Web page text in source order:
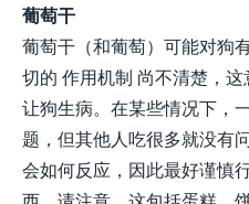
葡萄干
葡萄干（和葡萄）可能对狗
切的 作用机制 尚不清楚，
让狗生病。在某些情况下，
题，但其他人吃很多就没有
会如何反应，因此最好谨慎